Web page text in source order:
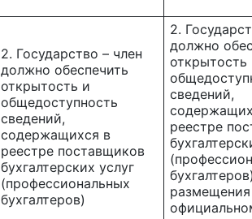
2. Государство – член
должно обеспечить
открытость и
общедоступность
сведений,
содержащихся в
реестре поставщиков
бухгалтерских услуг
(профессиональных
бухгалтеров)
2.
должно
открытость
сведений,
реестре